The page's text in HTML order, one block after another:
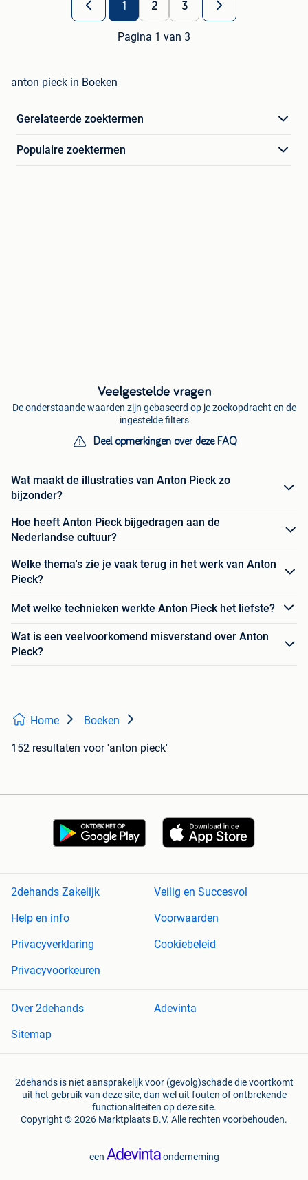
1 2 3
Pagina 1 van 3
anton pieck in Boeken
Gerelateerde zoektermen
Populaire zoektermen
Veelgestelde vragen
De onderstaande waarden zijn gebaseerd op je zoekopdracht en de
ingestelde filters
Deel opmerkingen over deze FAQ
Wat maakt de illustraties van Anton Pieck zo
bijzonder?
Hoe heeft Anton Pieck bijgedragen aan de
Nederlandse cultuur?
Welke thema's zie je vaak terug in het werk van Anton
Pieck?
Met welke technieken werkte Anton Pieck het liefste?
Wat is een veelvoorkomend misverstand over Anton
Pieck?
Home Boeken
152 resultaten voor 'anton pieck'
2dehands Zakelijk
Veilig en Succesvol
Help en info
Voorwaarden
Privacyverklaring
Cookiebeleid
Privacyvoorkeuren
Over 2dehands
Adevinta
Sitemap
2dehands is niet aansprakelijk voor (gevolg)schade die voortkomt
uit het gebruik van deze site, dan wel uit fouten of ontbrekende
functionaliteiten op deze site.
Copyright © 2026 Marktplaats B.V. Alle rechten voorbehouden.
een onderneming